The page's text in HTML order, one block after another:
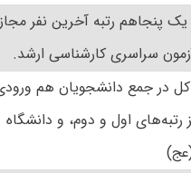
پنجاهم رتبه آخرین نفر
سراسری کارشناسی ارشد.
در جمع دانشجویان هم
اول و دوم، و دانشگاه